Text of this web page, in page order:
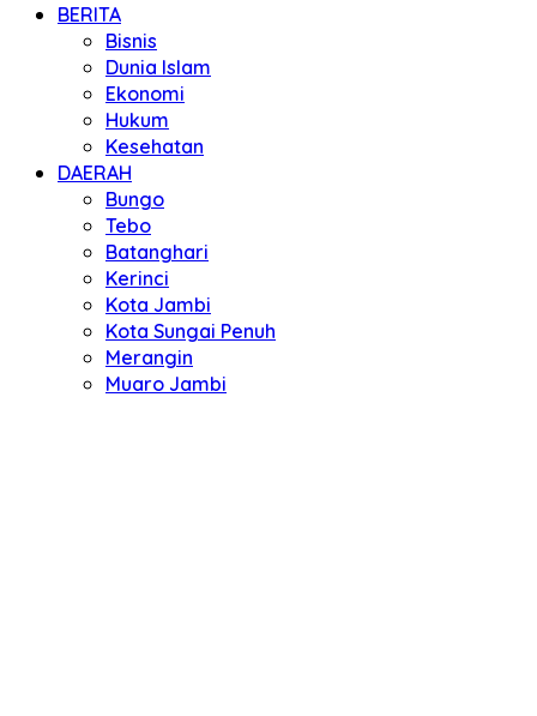
BERITA
Bisnis
Dunia Islam
Ekonomi
Hukum
Kesehatan
DAERAH
Bungo
Tebo
Batanghari
Kerinci
Kota Jambi
Kota Sungai Penuh
Merangin
Muaro Jambi